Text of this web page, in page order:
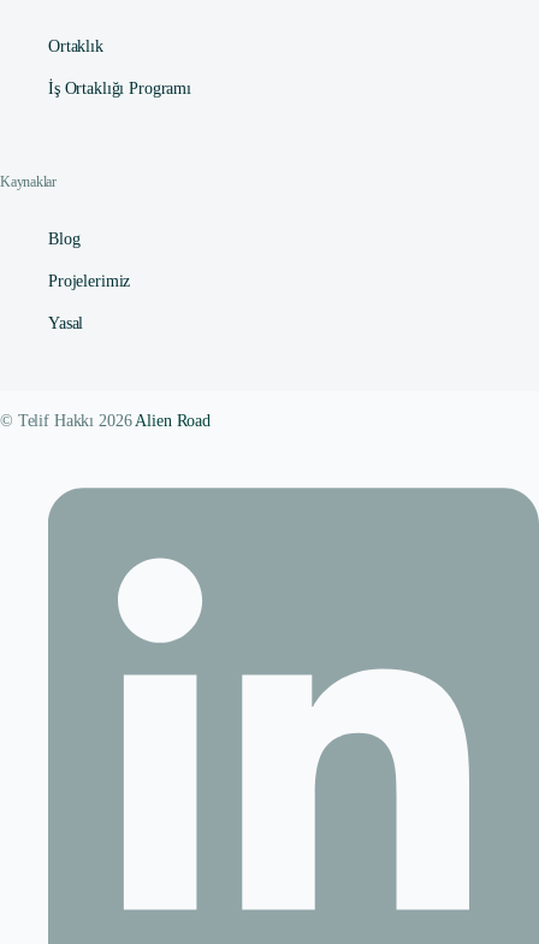
Ortaklık
İş Ortaklığı Programı
Kaynaklar
Blog
Projelerimiz
Yasal
© Telif Hakkı 2026Alien Road